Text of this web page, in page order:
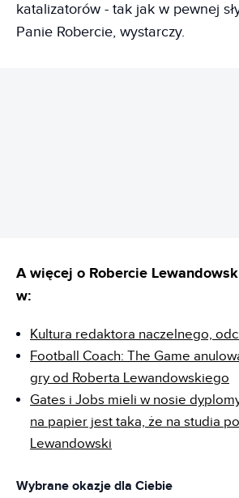
katalizatorów - tak jak w pewnej
Panie Robercie, wystarczy.
A więcej o Robercie
w:
Kultura redaktora naczelnego,
Football Coach: The Game
gry od Roberta Lewandowskiego
Gates i Jobs mieli w nosie
na papier jest taka, że na studia
Lewandowski
Wybrane okazje dla Ciebie